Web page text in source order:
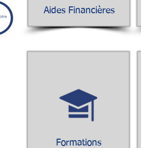
Aides Financières
Formations